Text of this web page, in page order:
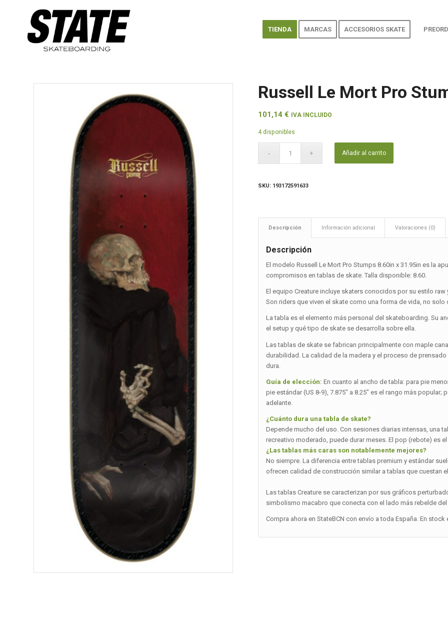
TIENDA MARCAS ACCESORIOS SKATE
Russell Le Mort Pro
101,14€ IVA INCLUIDO
4 disponibles
Añadir al carrito
SKU: 193172591633
Descripción Información adicional Valoraciones (0)
Descripción
El modelo Russell Le Mort Pro Stumps 8.60in x 31.95in es la
compromisos en tablas de skate. Talla disponible: 8.60.
El equipo Creature incluye skaters conocidos por su estilo
Son riders que viven el skate como una forma de vida, no
La tabla es el elemento más personal del skateboarding. Su
el setup y qué tipo de skate se desarrolla sobre ella.
Las tablas de skate se fabrican principalmente con maple
durabilidad. La calidad de la madera y el proceso de
dura.
Guía de elección: En cuanto al ancho de tabla: para pie
pie estándar (US 8-9), 7.875″ a 8.25″ es el rango más
adelante.
¿Cuánto dura una tabla de skate?
Depende mucho del uso. Con sesiones diarias intensas, una
recreativo moderado, puede durar meses. El pop (rebote) es
¿Las tablas más caras son notablemente mejores?
No siempre. La diferencia entre tablas premium y estándar
ofrecen calidad de construcción similar a tablas que cuestan
Las tablas Creature se caracterizan por sus gráficos
simbolismo macabro que conecta con el lado más rebelde
Compra ahora en StateBCN con envío a toda España. En stock